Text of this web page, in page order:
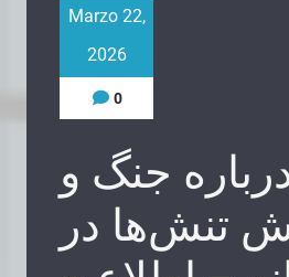
Marzo 22,
2026
0
جنگ و
تنش‌ها در